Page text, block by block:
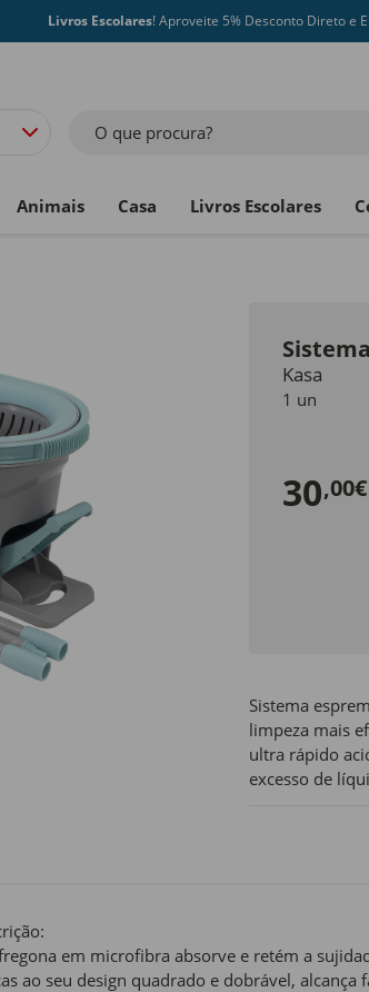
Livros Escolares! Aproveite 5% Desconto Direto e
O que procura?
Animais Casa Livros Escolares
Kasa
1 un
30,00€
Sistema
limpeza mais
ultra rápido
excesso de
em microfibra absorve e retém a
ao seu design quadrado e dobrável,